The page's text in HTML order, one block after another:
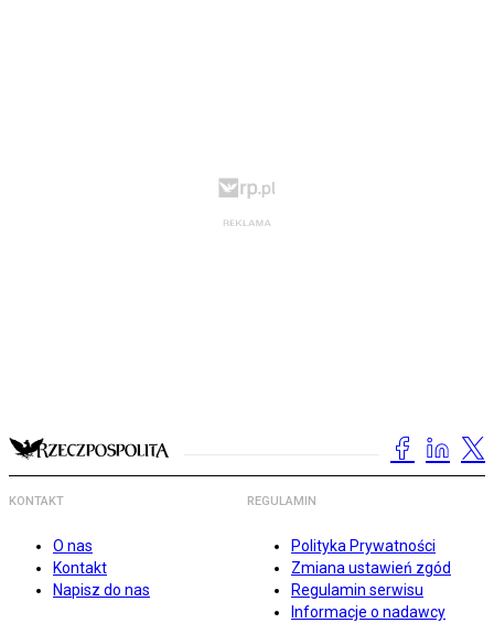
KONTAKT
O nas
Kontakt
Napisz do nas
REGULAMIN
Polityka Prywatności
Zmiana ustawień zgód
Regulamin serwisu
Informacje o nadawcy